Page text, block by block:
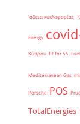
'άδεια κυκλοφορίας
Energy
Κύπρου fit for 55
Mediterranean Gas
Porsche POS
TotalEnergies